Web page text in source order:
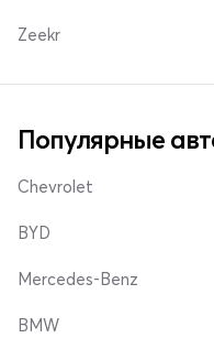
Zeekr
Популярные
Chevrolet
BYD
Mercedes-Benz
BMW